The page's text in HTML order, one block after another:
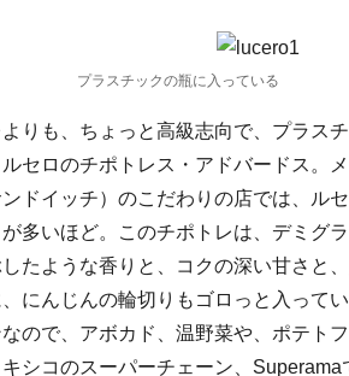
プラスチックの瓶に入っている
りも、ちょっと高級志向で、プラス
セロのチポトレス・アドバードス。
ドイッチ）のこだわりの店では、ル
多いほど。このチポトレは、デミグ
たような香りと、コクの深い甘さと
にんじんの輪切りもゴロっと入って
ので、アボカド、温野菜や、ポテト
シコのスーパーチェーン、Superama